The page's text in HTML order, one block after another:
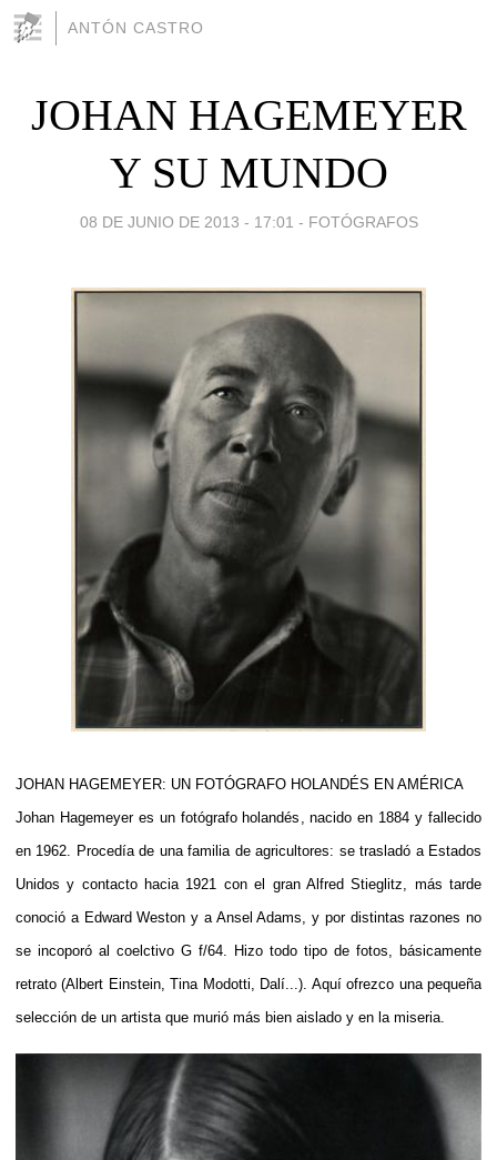
ANTÓN CASTRO
JOHAN HAGEMEYER
Y SU MUNDO
08 DE JUNIO DE 2013 - 17:01 - FOTÓGRAFOS
JOHAN HAGEMEYER: UN FOTÓGRAFO HOLANDÉS EN AMÉRICA
Johan Hagemeyer es un fotógrafo holandés, nacido en 1884 y fallecido
en 1962. Procedía de una familia de agricultores: se trasladó a Estados
Unidos y contacto hacia 1921 con el gran Alfred Stieglitz, más tarde
conoció a Edward Weston y a Ansel Adams, y por distintas razones no
se incoporó al coelctivo G f/64. Hizo todo tipo de fotos, básicamente
retrato (Albert Einstein, Tina Modotti, Dalí...). Aquí ofrezco una pequeña
selección de un artista que murió más bien aislado y en la miseria.